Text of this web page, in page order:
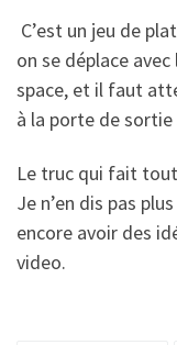
C’est un jeu de
on se déplace
space, et il faut
à la porte de
Le truc qui fait
Je n’en dis pas
encore avoir des
video.